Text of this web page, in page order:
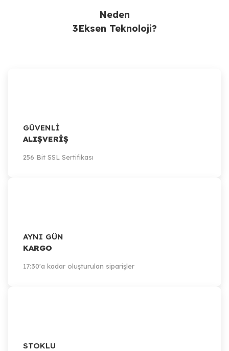
Neden
3Eksen Teknoloji?
GÜVENLİ
ALIŞVERİŞ
256 Bit SSL Sertifikası
AYNI GÜN
KARGO
17:30'a kadar oluşturulan siparişler
STOKLU